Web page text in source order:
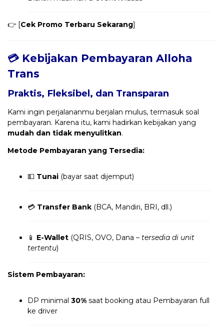
👉 [Cek Promo Terbaru Sekarang]
💳 Kebijakan Pembayaran Alloha
Trans
Praktis, Fleksibel, dan Transparan
Kami ingin perjalananmu berjalan mulus, termasuk soal
pembayaran. Karena itu, kami hadirkan kebijakan yang
mudah dan tidak menyulitkan.
Metode Pembayaran yang Tersedia:
💵 Tunai (bayar saat dijemput)
💳 Transfer Bank (BCA, Mandiri, BRI, dll.)
📱 E-Wallet (QRIS, OVO, Dana – tersedia di unit
tertentu)
Sistem Pembayaran:
DP minimal 30% saat booking atau Pembayaran full
ke driver